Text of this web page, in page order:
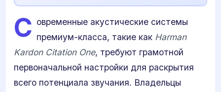
С овременные акустические системы
премиум-класса, такие как Harman
Kardon Citation One, требуют грамотной
первоначальной настройки для раскрытия
всего потенциала звучания. Владельцы